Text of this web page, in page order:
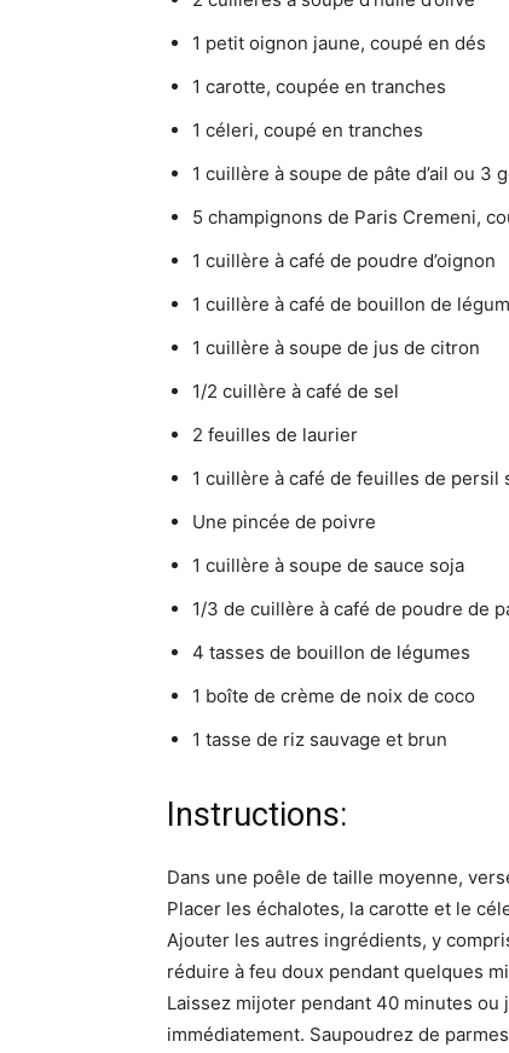
1 petit oignon jaune, coupé en dés
1 carotte, coupée en tranches
1 céleri, coupé en tranches
1 cuillère à soupe de pâte d’ail ou 3
5 champignons de Paris Cremeni,
1 cuillère à café de poudre d’oignon
1 cuillère à café de bouillon de
1 cuillère à soupe de jus de citron
1/2 cuillère à café de sel
2 feuilles de laurier
1 cuillère à café de feuilles de persil
Une pincée de poivre
1 cuillère à soupe de sauce soja
1/3 de cuillère à café de poudre de
4 tasses de bouillon de légumes
1 boîte de crème de noix de coco
1 tasse de riz sauvage et brun
Instructions:
Dans une poêle de taille moyenne,
Placer les échalotes, la carotte et le
Ajouter les autres ingrédients, y
réduire à feu doux pendant quelques
Laissez mijoter pendant 40 minutes
immédiatement. Saupoudrez de